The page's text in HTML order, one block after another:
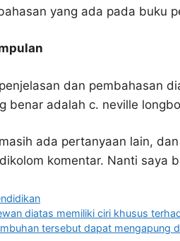
yang ada pada buku
dan pembahasan
benar adalah c. neville
ada pertanyaan lain,
komentar. Nanti saya
diatas memiliki ciri khusus
tersebut dapat mengapung